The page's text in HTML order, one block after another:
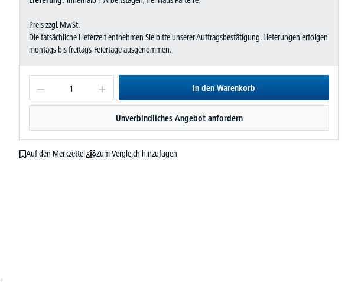
Preis zzgl. MwSt.
Die tatsächliche Lieferzeit entnehmen Sie bitte unserer Auftragsbestätigung. Lieferungen erfolgen
montags bis freitags, Feiertage ausgenommen.
In den Warenkorb
Unverbindliches Angebot anfordern
Auf den Merkzettel
Zum Vergleich hinzufügen